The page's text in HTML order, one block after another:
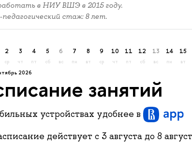
в НИУ ВШЭ в 2015 году.
стаж: 8 лет.
2026
2
ср
3
чт
4
пт
5
сб
6
вс
7
пн
8
вт
9
ср
10
чт
11
пт
12
сб
13
вс
14
пн
15
вт
занятий
устройствах удобнеев
действует c 3 августа до8